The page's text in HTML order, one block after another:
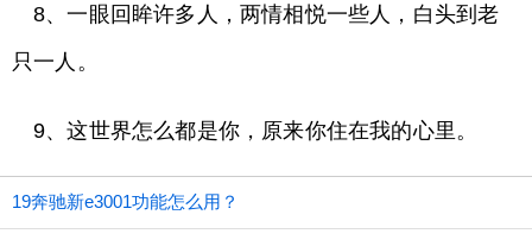
8、一眼回眸许多人，两情相悦一些人，白头到老
只一人。
9、这世界怎么都是你，原来你住在我的心里。
19奔驰新e3001功能怎么用？